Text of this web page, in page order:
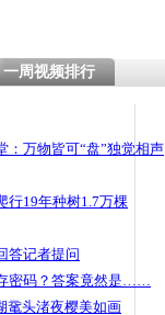
一周视频排行
：万物皆可“盘”独觉相声
行19年种树1.7万棵
答记者提问
密码？答案竟然是……
鼋头渚夜樱美如画